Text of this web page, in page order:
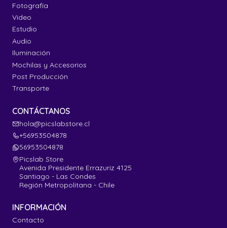
Fotografía
Video
Estudio
Audio
Iluminación
Mochilas y Accesorios
Post Producción
Transporte
CONTÁCTANOS
hola@picslabstore.cl
+56953504878
56953504878
Picslab Store
Avenida Presidente Errazuriz 4125
Santiago - Las Condes
Región Metropolitana - Chile
INFORMACIÓN
Contacto